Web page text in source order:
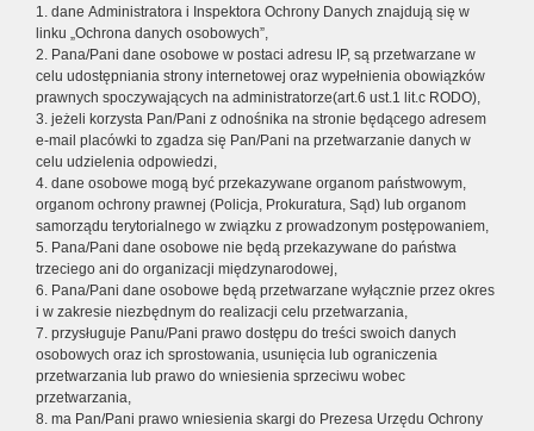
1. dane Administratora i Inspektora Ochrony Danych znajdują się w
linku „Ochrona danych osobowych”,
2. Pana/Pani dane osobowe w postaci adresu IP, są przetwarzane w
celu udostępniania strony internetowej oraz wypełnienia obowiązków
prawnych spoczywających na administratorze(art.6 ust.1 lit.c RODO),
3. jeżeli korzysta Pan/Pani z odnośnika na stronie będącego adresem
e-mail placówki to zgadza się Pan/Pani na przetwarzanie danych w
celu udzielenia odpowiedzi,
4. dane osobowe mogą być przekazywane organom państwowym,
organom ochrony prawnej (Policja, Prokuratura, Sąd) lub organom
samorządu terytorialnego w związku z prowadzonym postępowaniem,
5. Pana/Pani dane osobowe nie będą przekazywane do państwa
trzeciego ani do organizacji międzynarodowej,
6. Pana/Pani dane osobowe będą przetwarzane wyłącznie przez okres
i w zakresie niezbędnym do realizacji celu przetwarzania,
7. przysługuje Panu/Pani prawo dostępu do treści swoich danych
osobowych oraz ich sprostowania, usunięcia lub ograniczenia
przetwarzania lub prawo do wniesienia sprzeciwu wobec
przetwarzania,
8. ma Pan/Pani prawo wniesienia skargi do Prezesa Urzędu Ochrony